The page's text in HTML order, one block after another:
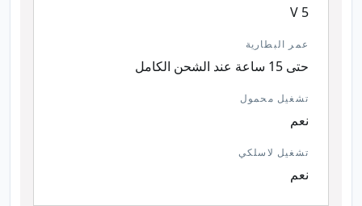
5 V
عمر البطارية
حتى 15 ساعة عند الشحن الكامل
تشغيل محمول
نعم
تشغيل لاسلكي
نعم